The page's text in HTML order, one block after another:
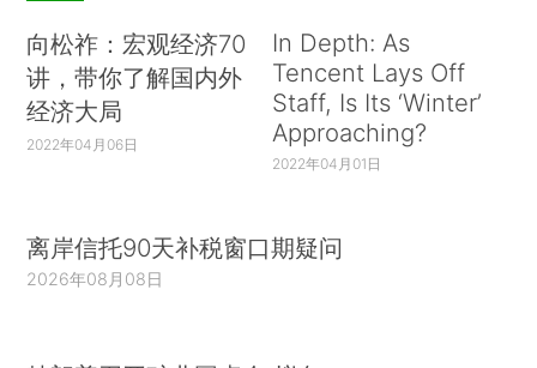
向松祚：宏观经济70
讲，带你了解国内外
经济大局
2022年04月06日
In Depth: As
Tencent Lays Off
Staff, Is Its ‘Winter’
Approaching?
2022年04月01日
离岸信托90天补税窗口期疑问
2026年08月08日